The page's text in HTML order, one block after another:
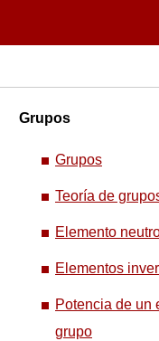
Grupos
Grupos
Teoría de
Elemento
Elementos
Potencia de un
grupo